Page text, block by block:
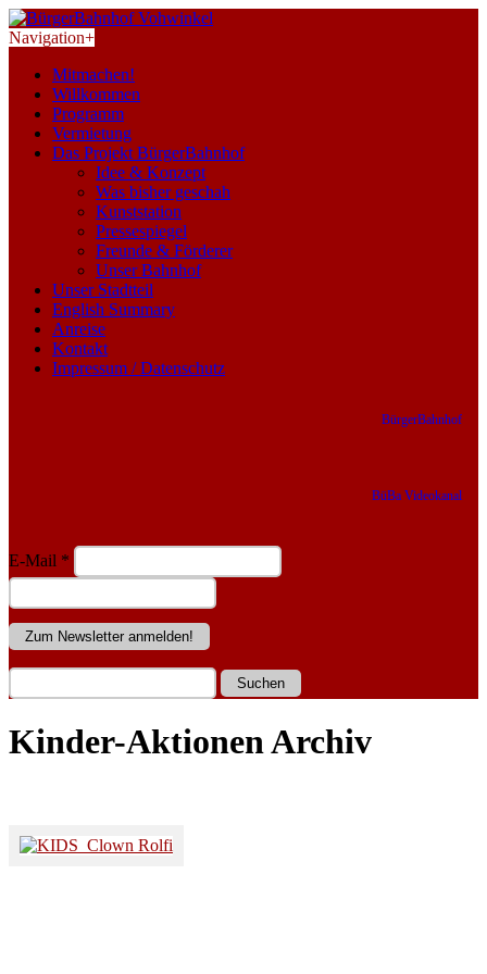
Navigation+
Mitmachen!
Willkommen
Programm
Vermietung
Das Projekt BürgerBahnhof
Idee & Konzept
Was bisher geschah
Kunststation
Pressespiegel
Freunde & Förderer
Unser Bahnhof
Unser Stadtteil
English Summary
Anreise
Kontakt
Impressum / Datenschutz
BürgerBahnhof
BüBa Videokanal
E-Mail *
Kinder-Aktionen Archiv